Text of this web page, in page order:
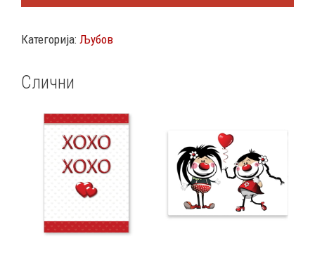
Категорија: Љубов
Слични